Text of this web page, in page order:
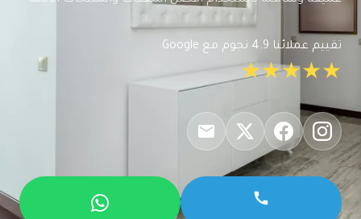
تقييم عملائنا 4.9 نجوم مع Google
★★★★★